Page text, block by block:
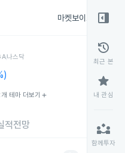
마켓보이스
나스닥
테마 더보기 add
적전망
right_panel_open
history
최근 본
star
내 관심
partner_exchange
함께투자